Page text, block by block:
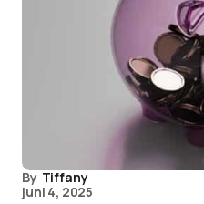
By Tiffany
juni 4, 2025